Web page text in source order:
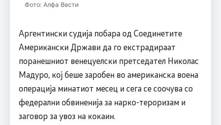
Фото: Алфа Вести
Аргентински судија побара од Соединетите
Американски Држави да го екстрадираат
поранешниот венецуелски претседател Николас
Мадуро, кој беше заробен во американска воена
операција минатиот месец и сега се соочува со
федерални обвиненија за нарко-тероризам и
заговор за увоз на кокаин.